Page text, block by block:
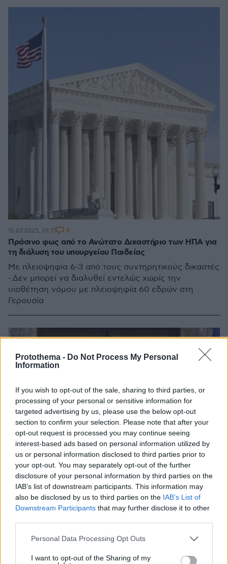
Protothema - Do Not Process My Personal
Information
If you wish to opt-out of the sale, sharing to third parties, or
processing of your personal or sensitive information for
targeted advertising by us, please use the below opt-out
section to confirm your selection. Please note that after your
opt-out request is processed you may continue seeing
interest-based ads based on personal information utilized by
us or personal information disclosed to third parties prior to
your opt-out. You may separately opt-out of the further
disclosure of your personal information by third parties on the
IAB’s list of downstream participants. This information may
also be disclosed by us to third parties on the IAB’s List of
Downstream Participants that may further disclose it to other
Please note that this website/app uses one or more Google
not limited to your visit or usage behaviour. You may click to
Personal Data Processing Opt Outs
I want to opt-out of the Sharing of my
Πράσινο φως από το Ανώτατο Δικαστήριο των ΗΠΑ για
τη διάλυση του υπουργείου Παιδείας
Με πλειοψηφία 6-3 από τους συντηρητικούς δικαστές
- Δεν μπορεί να διαλυθεί εντελώς χωρίς την
υιοθέτηση νόμου με πλειοψηφία 60 εδρών στη
Γερουσία
15.07.2025, 01:17 8